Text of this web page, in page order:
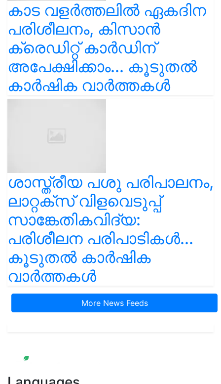
കാട വളര്‍ത്തലിൽ ഏകദിന
പരിശീലനം, കിസാൻ
ക്രെഡിറ്റ് കാർഡിന്
അപേക്ഷിക്കാം... കൂടുതൽ
കാർഷിക വാർത്തകൾ
ശാസ്ത്രീയ പശു പരിപാലനം,
ലാറ്റക്സ് വിളവെടുപ്പ്
സാങ്കേതികവിദ്യ:
പരിശീലന പരിപാടികൾ...
കൂടുതൽ കാർഷിക
വാർത്തകൾ
More News Feeds